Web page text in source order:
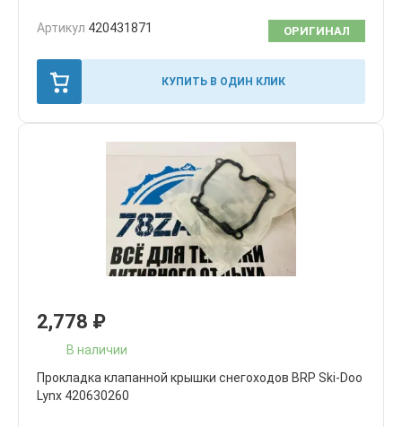
Артикул 420431871 ОРИГИНАЛ
КУПИТЬ В ОДИН КЛИК
2,778 ₽
В наличии
Прокладка клапанной крышки снегоходов BRP Ski-Doo
Lynx 420630260